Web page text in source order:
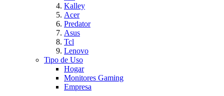
Kalley
Acer
Predator
Asus
Tcl
Lenovo
Tipo de Uso
Hogar
Monitores Gaming
Empresa